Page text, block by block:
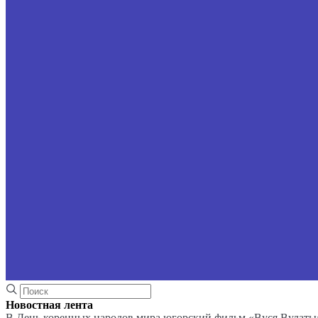
Новостная лента